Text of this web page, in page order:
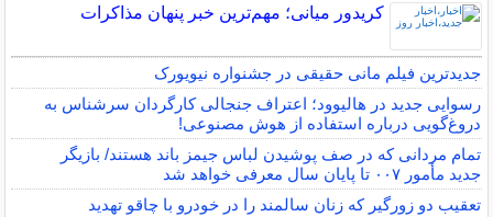
کریدور میانی؛ مهم‌ترین خبر پنهان مذاکرات
جدیدترین فیلم مانی حقیقی در جشنواره نیویورک
رسوایی جدید در هالیوود؛ اعتراف جنجالی کارگردان سرشناس به
دروغ‌گویی درباره استفاده از هوش مصنوعی!
تمام مردانی که در صف پوشیدن لباس جیمز باند هستند/ بازیگر
جدید مأمور ۰۰۷ تا پایان سال معرفی خواهد شد
تعقیب دو زورگیر که زنان سالمند را در خودرو با چاقو تهدید